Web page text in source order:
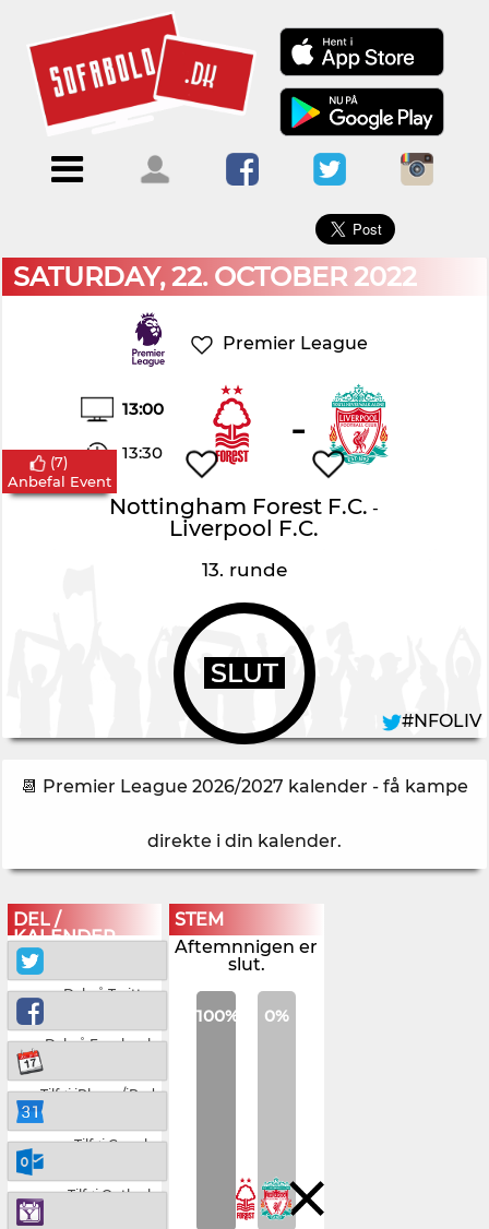
Menu
ForsideKalendere
Blogs
Om
Sofabold
Kontakt
bruger
ind
×
SATURDAY, 22. OCTOBER 2022
Premier League
13:00
13:30 -
Nottingham Forest F.C. -
Liverpool F.C.
13. runde
SLUT
(7)
Anbefal Event
#NFOLIV
📆 Premier League 2026/2027 kalender - få kampe
direkte i din kalender.
DEL /
KALENDER
Del på Twitter
Del på Facebook
Tilføj iPhone/iPad
Tilføj Google
Tilføj Outlook
STEM
Aftemnnigen er
slut.
100% 0%